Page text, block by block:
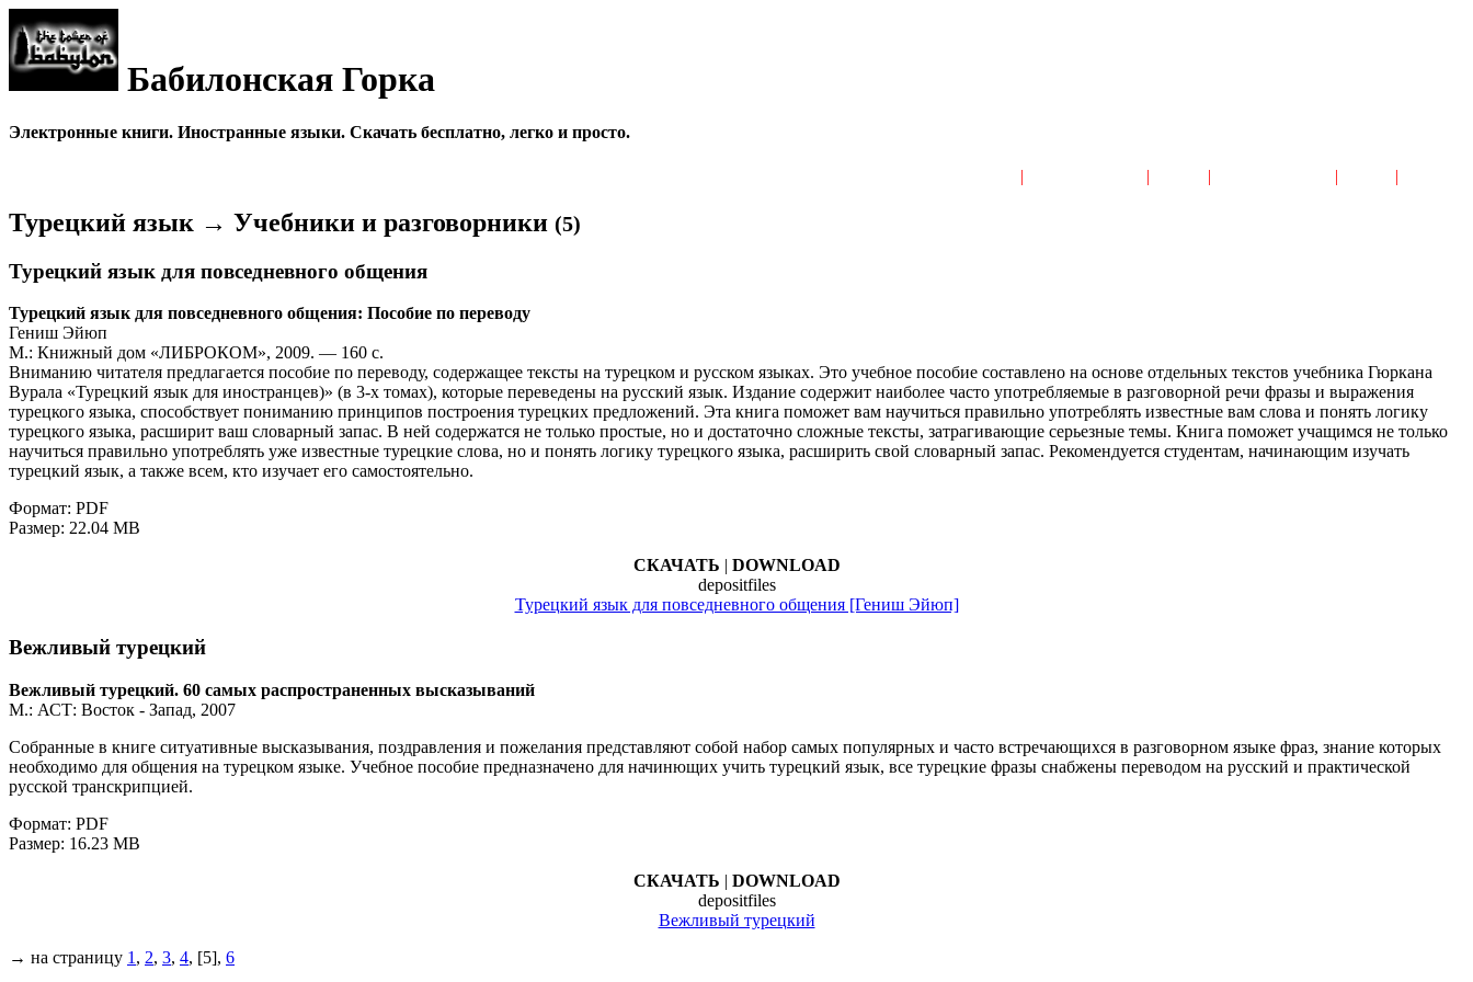
Бабилонская Горка
Электронные книги. Иностранные языки. Скачать бесплатно, легко и просто.
| | | | |
Турецкий язык → Учебники и разговорники (5)
Турецкий язык для повседневного общения
Турецкий язык для повседневного общения: Пособие по переводу
Гениш Эйюп
М.: Книжный дом «ЛИБРОКОМ», 2009. — 160 с.
Вниманию читателя предлагается пособие по переводу, содержащее тексты на турецком и русском языках. Это учебное пособие составлено на основе отдельных текстов учебника Гюркана
Вурала «Турецкий язык для иностранцев)» (в 3-х томах), которые переведены на русский язык. Издание содержит наиболее часто употребляемые в разговорной речи фразы и выражения
турецкого языка, способствует пониманию принципов построения турецких предложений. Эта книга поможет вам научиться правильно употреблять известные вам слова и понять логику
турецкого языка, расширит ваш словарный запас. В ней содержатся не только простые, но и достаточно сложные тексты, затрагивающие серьезные темы. Книга поможет учащимся не только
научиться правильно употреблять уже известные турецкие слова, но и понять логику турецкого языка, расширить свой словарный запас. Рекомендуется студентам, начинающим изучать
турецкий язык, а также всем, кто изучает его самостоятельно.
Формат: PDF
Размер: 22.04 MB
СКАЧАТЬ | DOWNLOAD
depositfiles
Турецкий язык для повседневного общения [Гениш Эйюп]
Вежливый турецкий
Вежливый турецкий. 60 самых распространенных высказываний
М.: АСТ: Восток - Запад, 2007
Собранные в книге ситуативные высказывания, поздравления и пожелания представляют собой набор самых популярных и часто встречающихся в разговорном языке фраз, знание которых
необходимо для общения на турецком языке. Учебное пособие предназначено для начинющих учить турецкий язык, все турецкие фразы снабжены переводом на русский и практической
русской транскрипцией.
Формат: PDF
Размер: 16.23 MB
СКАЧАТЬ | DOWNLOAD
depositfiles
Вежливый турецкий
→ на страницу 1 , 2, 3, 4, [5], 6